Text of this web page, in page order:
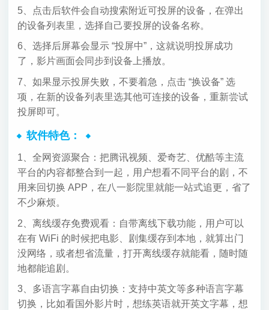
5、点击后软件会自动搜索附近可投屏的设备，在弹出
的设备列表里，选择自己要投屏的设备名称。
6、选择后屏幕会显示 “投屏中”，这就说明投屏成功
了，影片画面会同步到设备上播放。
7、如果显示投屏失败，不要着急，点击 “换设备” 选
项，在新的设备列表里选其他可连接的设备，重新尝试
投屏即可。
软件特色：
1、全网资源聚合：把腾讯视频、爱奇艺、优酷等主流
平台的内容都整合到一起，用户想看不同平台的剧，不
用来回切换 APP，在八一影院里就能一站式追更，省了
不少麻烦。
2、离线缓存免费观看：自带离线下载功能，用户可以
在有 WiFi 的时候把电影、剧集缓存到本地，就算出门
没网络，或者想省流量，打开离线缓存就能看，随时随
地都能追剧。
3、多语言字幕自由切换：支持中英文等多种语言字幕
切换，比如看国外影片时，想练英语就开英文字幕，想